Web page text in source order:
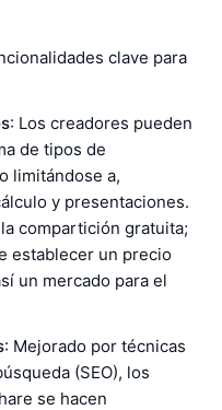
clave para
: Los creadores pueden
de tipos de
limitándose a,
y presentaciones.
compartición gratuita;
establecer un precio
un mercado para el
: Mejorado por técnicas
(SEO), los
se hacen